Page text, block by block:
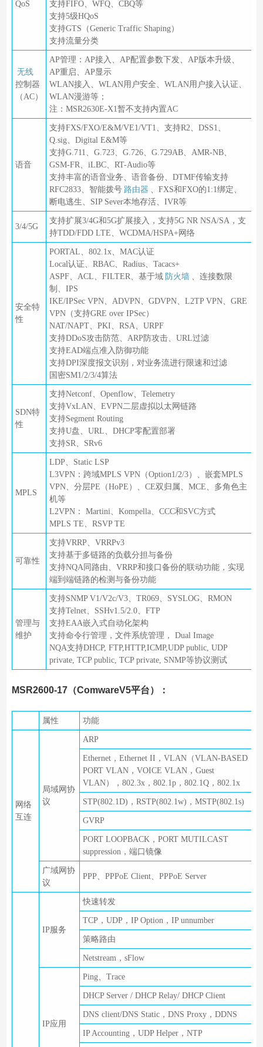
QoS
支持FIFO、WFQ、CBQ等
支持5级HQoS
支持GTS（Generic Traffic Shaping）
支持流量分类
无线
控制器
（AC）
AP管理：AP接入、AP配置参数下发、AP版本升级、
AP重启、AP显示
WLAN接入、WLAN用户安全、WLAN用户接入认证、
WLAN漫游等；
注：MSR2630E-X1暂不支持内置AC
语音
支持FXS/FXO/E&M/VE1/VT1、支持R2、DSS1、
Q.sig、Digital E&M等
支持G.711、G.723、G.726、G.729AB、AMR-NB、
GSM-FR、iLBC、RT-Audio等
支持丰富的语音业务、语音备份、DTMF传输支持
RFC2833、智能拨号 路由器
、FXS和FXO的1:1绑定、
断电逃生、SIP Sever本地存活、IVR等
3/4/5G
支持扩展3/4G和5G扩展接入，支持5G NR NSA/SA，支
持TDD/FDD LTE、WCDMA/HSPA+网络
安全特
性
PORTAL、802.1x、MAC认证
Local认证、RBAC、Radius、Tacacs+
ASPF、ACL、FILTER、基于域 防火墙
、连接数限
制、IPS
IKE/IPSec VPN、ADVPN、GDVPN、L2TP VPN、GRE
VPN（支持GRE over IPSec）
NAT/NAPT、PKI、RSA、URPF
支持DDoS攻击防范、ARP防攻击、URL过滤
支持EAD端点准入防御功能
支持DPI深度报文识别，对业务流进行限速和过滤
国密SM1/2/3/4算法
SDN特
性
支持Netconf、Openflow、Telemetry
支持VxLAN、EVPN二层虚拟以太网链路
支持Segment Routing
支持U盘、URL、DHCP零配置部署
支持SR、SRv6
MPLS
LDP、Static LSP
L3VPN：跨域MPLS VPN（Option1/2/3）、嵌套MPLS
VPN、分层PE（HoPE）、CE双归属、MCE、多角色主
机等
L2VPN： Martini、Kompella、CCC和SVC方式
MPLS TE、RSVP TE
可靠性
支持VRRP、VRRPv3
支持基于多链路的负载分担与备份
支持NQA同路由、VRRP和接口备份的联动功能，实现
端到端链路的检测与备份功能
管理与
维护
支持SNMP V1/V2c/V3、TR069、SYSLOG、RMON
支持Telnet、SSHv1.5/2.0、FTP
支持EAA嵌入式自动化架构
支持命令行管理，文件系统管理， Dual Image
NQA支持DHCP, FTP,HTTP,ICMP,UDP public, UDP
private, TCP public, TCP private, SNMP等协议测试
MSR2600-17（ComwareV5平台）：
属性 功能
网络
互连
局域网协
议
ARP
Ethernet，Ethernet II，VLAN（VLAN-BASED
PORT VLAN，VOICE VLAN，Guest
VLAN），802.3x，802.1p，802.1Q，802.1x
STP(802.1D)，RSTP(802.1w)，MSTP(802.1s)
GVRP
PORT LOOPBACK，PORT MUTILCAST
suppression，端口镜像
广域网协
议
PPP、PPPoE Client、PPPoE Server
IP服务
快速转发
TCP，UDP，IP Option，IP unnumber
策略路由
Netstream，sFlow
IP应用
Ping、Trace
DHCP Server / DHCP Relay/ DHCP Client
DNS client/DNS Static，DNS Proxy，DDNS
IP Accounting，UDP Helper，NTP